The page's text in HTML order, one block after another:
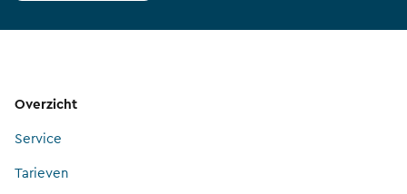
Overzicht
Service
Tarieven